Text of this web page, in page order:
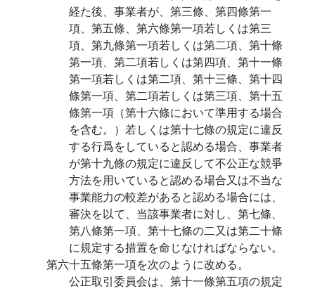
経た後、事業者が、第三條、第四條第一
項、第五條、第六條第一項若しくは第三
項、第九條第一項若しくは第二項、第十條
第一項、第二項若しくは第四項、第十一條
第一項若しくは第二項、第十三條、第十四
條第一項、第二項若しくは第三項、第十五
條第一項（第十六條において準用する場合
を含む。）若しくは第十七條の規定に違反
する行爲をしていると認める場合、事業者
が第十九條の規定に違反して不公正な競爭
方法を用いていると認める場合又は不当な
事業能力の較差があると認める場合には、
審決を以て、当該事業者に対し、第七條、
第八條第一項、第十七條の二又は第二十條
に規定する措置を命じなければならない。
第六十五條第一項を次のように改める。
公正取引委員会は、第十一條第五項の規定